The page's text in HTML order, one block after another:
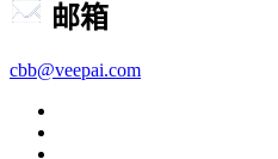
邮箱
cbb@veepai.com